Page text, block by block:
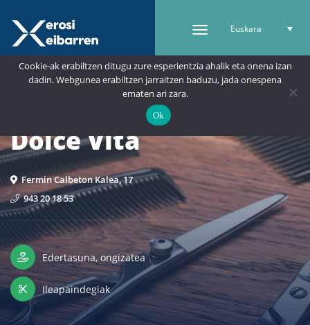
Euskara
Dolce Vita
Fermin Calbeton Kalea, 17
943 20 18 53
Edertasuna, ongizatea
Ileapaindegiak
Cookie-ak erabiltzen ditugu zure esperientzia ahalik eta onena izan
dadin. Webgunea erabiltzen jarraitzen baduzu, jada onespena
ematen ari zara.
Ok